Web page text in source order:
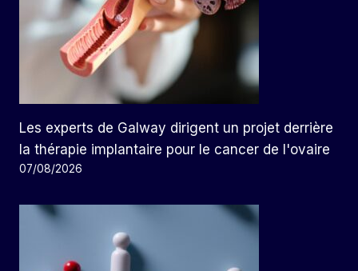
Les experts de Galway dirigent un projet derrière
la thérapie implantaire pour le cancer de l'ovaire
07/08/2026